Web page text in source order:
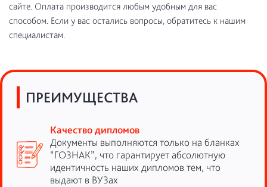
сайте. Оплата производится любым удобным для вас
способом. Если у вас остались вопросы, обратитесь к нашим
специалистам.
ПРЕИМУЩЕСТВА
Качество дипломов
Документы выполняются только на бланках
“ГОЗНАК”, что гарантирует абсолютную
идентичность наших дипломов тем, что
выдают в ВУЗах